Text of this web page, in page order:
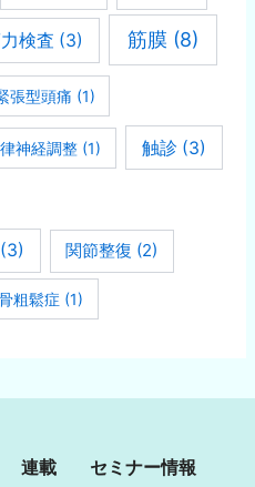
検査 (3) 筋膜 (8)
張型頭痛 (1)
神経調整 (1) 触診 (3)
(3) 関節整復 (2)
粗鬆症 (1)
連載 セミナー情報